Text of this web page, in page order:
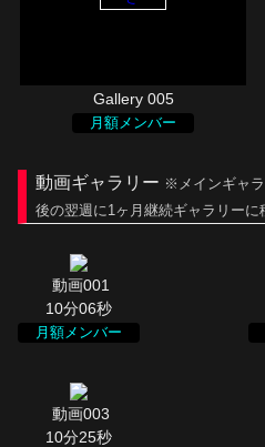
Gallery 005
月額メンバー
動画ギャラリー ※メインギャ
後の翌週に1ヶ月継続ギャラリーに
10分06秒
月額メンバー
10分25秒